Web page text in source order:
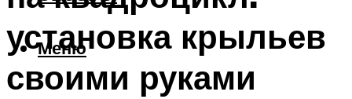
Меню
установка крыльев
своими руками